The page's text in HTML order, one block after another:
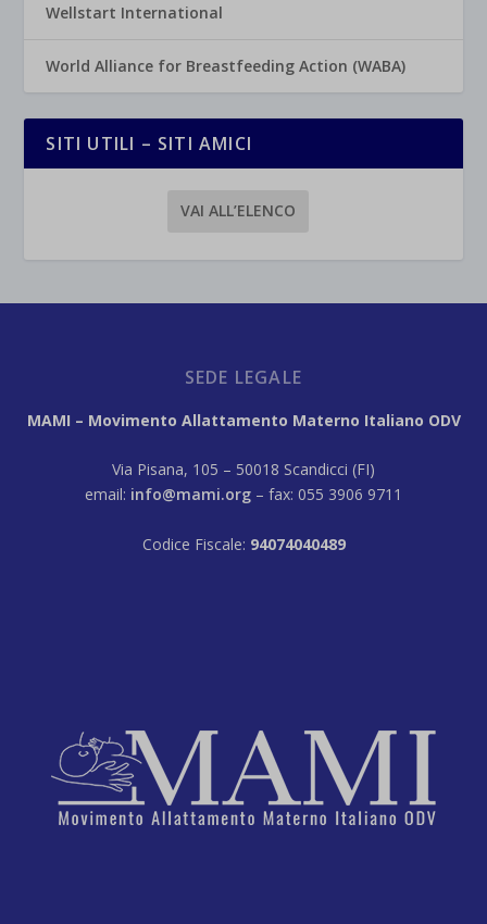
Wellstart International
World Alliance for Breastfeeding Action (WABA)
SITI UTILI – SITI AMICI
VAI ALL’ELENCO
SEDE LEGALE
MAMI – Movimento Allattamento Materno Italiano ODV
Via Pisana, 105 – 50018 Scandicci (FI)
email: info@mami.org – fax: 055 3906 9711
Codice Fiscale: 94074040489